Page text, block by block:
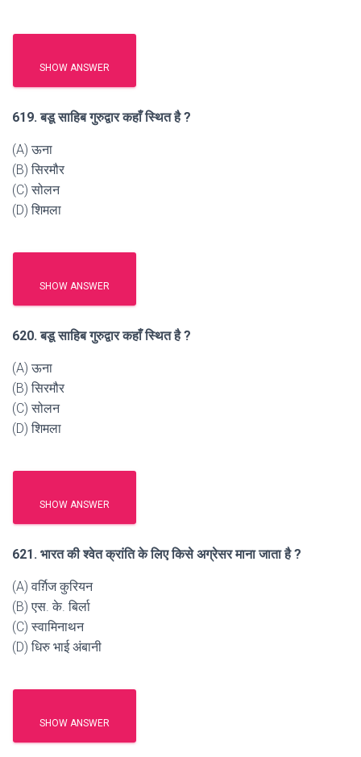
SHOW ANSWER
619. बडू साहिब गुरुद्वार कहाँ स्थित है ?
(A) ऊना
(B) सिरमौर
(C) सोलन
(D) शिमला
SHOW ANSWER
620. बडू साहिब गुरुद्वार कहाँ स्थित है ?
(A) ऊना
(B) सिरमौर
(C) सोलन
(D) शिमला
SHOW ANSWER
621. भारत की श्वेत क्रांति के लिए किसे अग्रेसर माना जाता है ?
(A) वर्ग़िज कुरियन
(B) एस. के. बिर्ला
(C) स्वामिनाथन
(D) धिरु भाई अंबानी
SHOW ANSWER